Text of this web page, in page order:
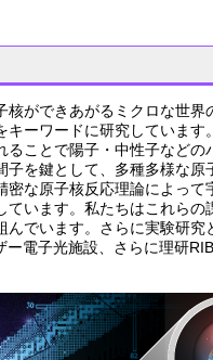
ができあがるミクロな世
キーワードに研究していま
ことで陽子・中性子など
を鍵として、多種多様な
な原子核反応理論によっ
います。私たちはこれら
でいます。さらに実験研
電子光施設、さらに理研